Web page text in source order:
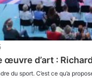
œuvre d’art :
du sport. C’est ce qu’a